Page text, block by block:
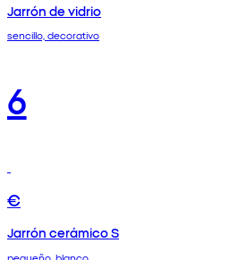
Jarrón de vidrio
sencillo, decorativo
6
€
Jarrón cerámico S